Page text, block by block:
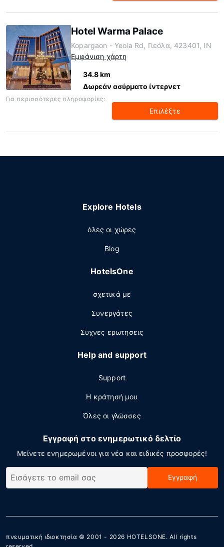
Hotel Warma Palace
Kopargaon - Yeola Rd, Γιεόλα, 423401, IN
Εμφάνιση χάρτη
34.8 km
Δωρεάν ασύρματο ίντερνετ
Για περισσότερες πληροφορίες:
Επιλέξτε
Explore Hotels
όλες οι χώρες
Blog
HotelsOne
σχετικά με
Συνεργάτες
Συχνες ερωτησεις
Help and support
Support
Η κράτησή μου
Όλες οι γλώσσες
Εγγραφή στο ενημερωτικό δελτίο
Μείνετε ενημερωμένοι για νέα και ειδικές προσφορές!
Εγγραφή
πνευματική ιδιοκτησία © 2001 - 2026 HOTELSONE. All rights